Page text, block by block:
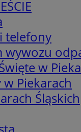
telefony
wywozu
w
w Piekarach
Śląskich